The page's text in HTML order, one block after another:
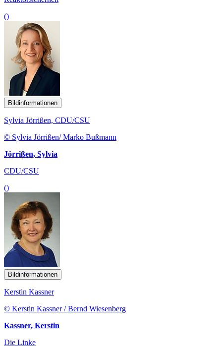
()
Bildinformationen
Sylvia Jörrißen, CDU/CSU
© Sylvia Jörrißen/ Marko Bußmann
Jörrißen, Sylvia
CDU/CSU
()
Bildinformationen
Kerstin Kassner
© Kerstin Kassner / Bernd Wiesenberg
Kassner, Kerstin
Die Linke